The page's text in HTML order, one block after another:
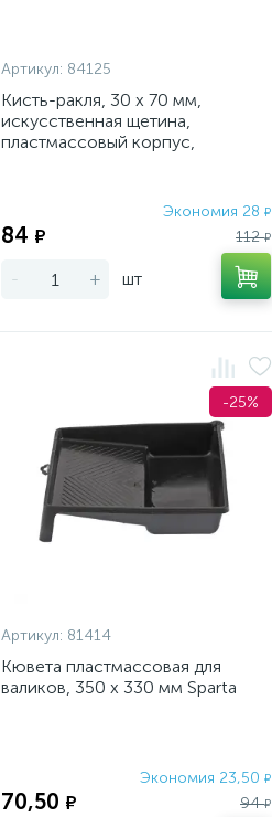
Артикул: 84125
Кисть-ракля, 30 х 70 мм,
искусственная щетина,
пластмассовый корпус,
Экономия 28 ₽
84 ₽ 112₽
- + шт
-25%
Артикул: 81414
Кювета пластмассовая для
валиков, 350 х 330 мм Sparta
Экономия 23,50 ₽
70,50 ₽ 94₽